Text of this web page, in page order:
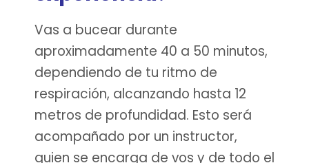
Vas a bucear durante
aproximadamente 40 a 50 minutos,
dependiendo de tu ritmo de
respiración, alcanzando hasta 12
metros de profundidad. Esto será
acompañado por un instructor,
quien se encarga de vos y de todo el